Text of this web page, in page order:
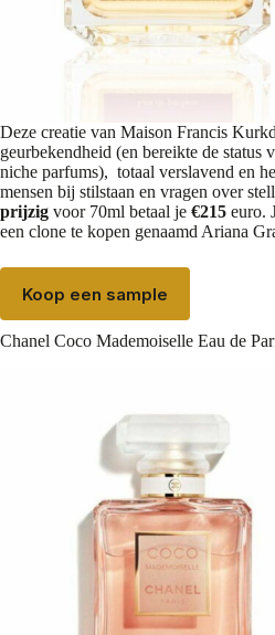
Deze creatie van Maison Francis
geurbekendheid (en bereikte de status
niche parfums), totaal verslavend en
mensen bij stilstaan en vragen over
prijzig voor 70ml betaal je €215 euro.
een clone te kopen genaamd Ariana
Koop een sample
Chanel Coco Mademoiselle Eau de